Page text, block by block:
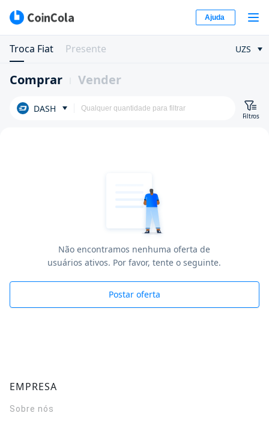
Ajuda
Troca Fiat Presente UZS
Comprar Vender
DASH
Filtros
Não encontramos nenhuma oferta de
usuários ativos. Por favor, tente o seguinte.
Postar oferta
EMPRESA
Sobre nós